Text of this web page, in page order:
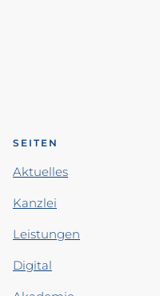
SEITEN
Aktuelles
Kanzlei
Leistungen
Digital